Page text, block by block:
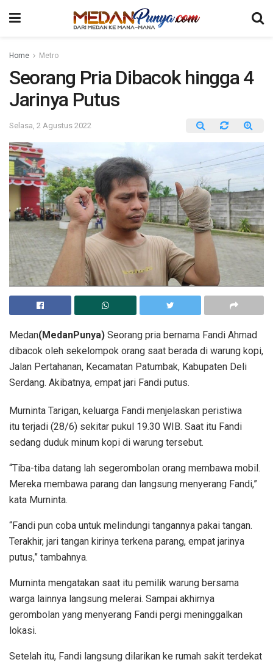
Home Metro
Seorang Pria Dibacok hingga 4
Jarinya Putus
Selasa, 2 Agustus 2022
Medan(MedanPunya) Seorang pria bernama Fandi Ahmad
dibacok oleh sekelompok orang saat berada di warung kopi,
Jalan Pertahanan, Kecamatan Patumbak, Kabupaten Deli
Serdang. Akibatnya, empat jari Fandi putus.
Murninta Tarigan, keluarga Fandi menjelaskan peristiwa
itu terjadi (28/6) sekitar pukul 19.30 WIB. Saat itu Fandi
sedang duduk minum kopi di warung tersebut.
“Tiba-tiba datang lah segerombolan orang membawa mobil.
Mereka membawa parang dan langsung menyerang Fandi,”
kata Murninta.
“Fandi pun coba untuk melindungi tangannya pakai tangan.
Terakhir, jari tangan kirinya terkena parang, empat jarinya
putus,” tambahnya.
Murninta mengatakan saat itu pemilik warung bersama
warga lainnya langsung melerai. Sampai akhirnya
gerombolan yang menyerang Fandi pergi meninggalkan
lokasi.
Setelah itu, Fandi langsung dilarikan ke rumah sakit terdekat